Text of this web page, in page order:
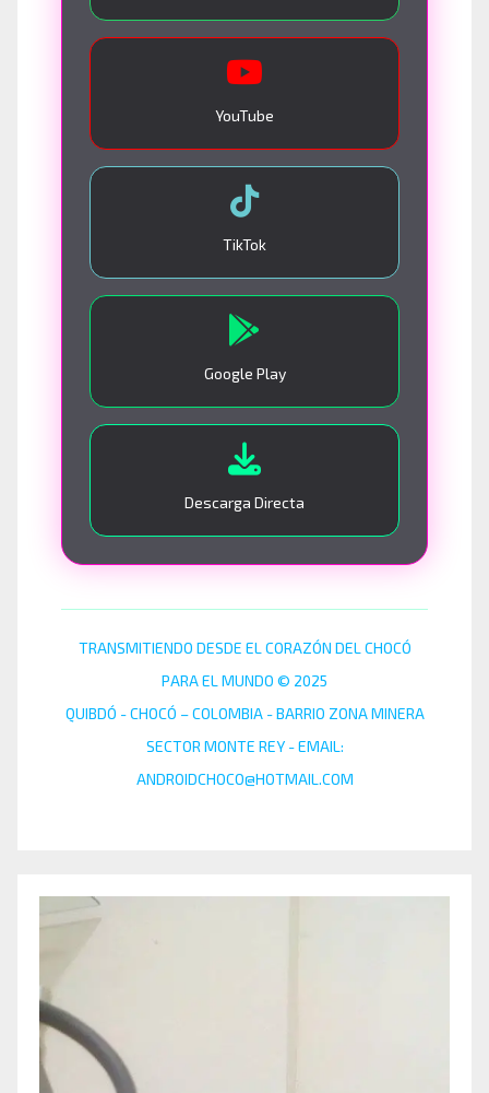
YouTube
TikTok
Google Play
Descarga Directa
TRANSMITIENDO DESDE EL CORAZÓN DEL CHOCÓ
PARA EL MUNDO © 2025
QUIBDÓ - CHOCÓ – COLOMBIA - BARRIO ZONA MINERA
SECTOR MONTE REY - EMAIL:
ANDROIDCHOCO@HOTMAIL.COM